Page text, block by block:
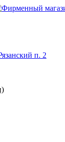
п. 2